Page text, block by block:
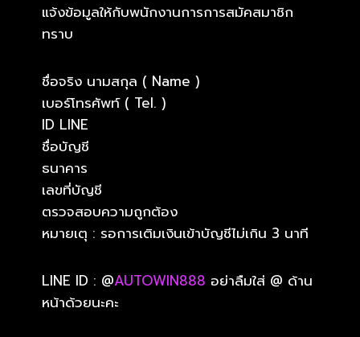
แจ้งข้อมูลให้กับพนักงานการการสมัคสมาชิก
ทราบ
ชื่อจริง นามสกุล ( Name )
เบอร์โทรศัพท์ ( Tel. )
ID LINE
ชื่อบัญชี
ธนาคาร
เลขที่บัญชี
ตรวจสอบความถูกต้อง
หมายเตุ : รอการเติมเงินเข้าบัญชีไม่เกิน 3 นาที
LINE ID : @AUTOWIN888 อย่าลืมใส่ @ ด้าน
หน้าด้วยนะคะ